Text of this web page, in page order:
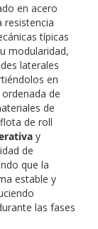
en acero
resistencia
típicas
modularidad,
laterales
en
de
de
de roll
y
de
que la
estable y
las fases